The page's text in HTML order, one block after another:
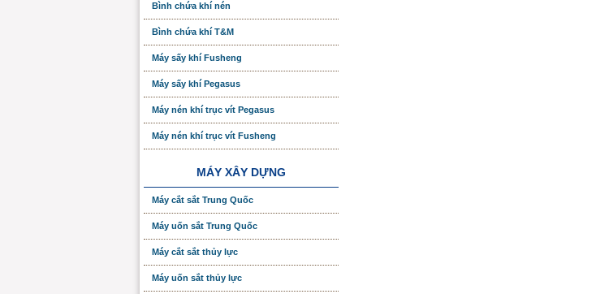
Bình chứa khí nén
Bình chứa khí T&M
Máy sấy khí Fusheng
Máy sấy khí Pegasus
Máy nén khí trục vít Pegasus
Máy nén khí trục vít Fusheng
MÁY XÂY DỰNG
Máy cắt sắt Trung Quốc
Máy uốn sắt Trung Quốc
Máy cắt sắt thủy lực
Máy uốn sắt thủy lực